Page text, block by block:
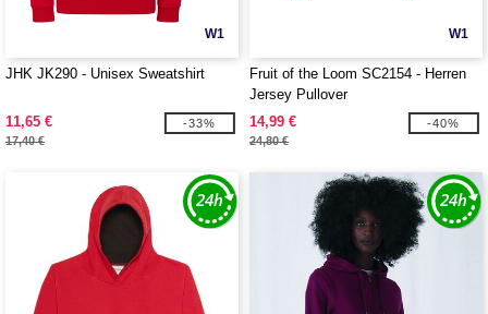
W1
JHK JK290 - Unisex Sweatshirt
11,65 €
17,40 €
-33%
W1
Fruit of the Loom SC2154 - Herren
Jersey Pullover
14,99 €
24,80 €
-40%